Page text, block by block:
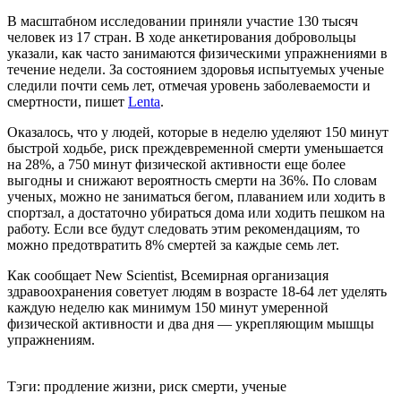
В масштабном исследовании приняли участие 130 тысяч
человек из 17 стран. В ходе анкетирования добровольцы
указали, как часто занимаются физическими упражнениями в
течение недели. За состоянием здоровья испытуемых ученые
следили почти семь лет, отмечая уровень заболеваемости и
смертности, пишет Lenta.
Оказалось, что у людей, которые в неделю уделяют 150 минут
быстрой ходьбе, риск преждевременной смерти уменьшается
на 28%, а 750 минут физической активности еще более
выгодны и снижают вероятность смерти на 36%. По словам
ученых, можно не заниматься бегом, плаванием или ходить в
спортзал, а достаточно убираться дома или ходить пешком на
работу. Если все будут следовать этим рекомендациям, то
можно предотвратить 8% смертей за каждые семь лет.
Как сообщает New Scientist, Всемирная организация
здравоохранения советует людям в возрасте 18-64 лет уделять
каждую неделю как минимум 150 минут умеренной
физической активности и два дня — укрепляющим мышцы
упражнениям.
Тэги: продление жизни, риск смерти, ученые